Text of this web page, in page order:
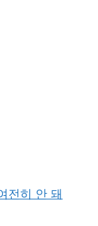
전히 안 돼